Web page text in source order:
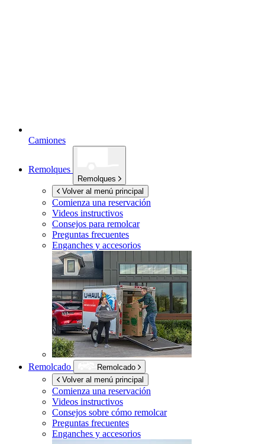
Camiones
Remolques
Remolques
Volver al menú principal
Comienza una reservación
Videos instructivos
Consejos para remolcar
Preguntas frecuentes
Enganches y accesorios
Remolcado
Remolcado
Volver al menú principal
Comienza una reservación
Videos instructivos
Consejos sobre cómo remolcar
Preguntas frecuentes
Enganches y accesorios